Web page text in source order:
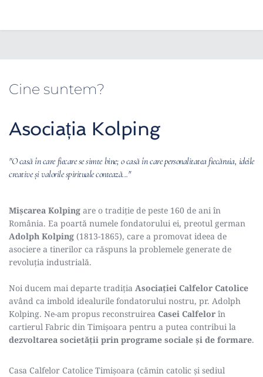
Cine suntem?
Asociația Kolping
"O casă în care fiecare se simte bine; o casă în care personalitatea fiecăruia, ideile
creative și valorile spirituale contează..."
Mișcarea Kolping are o tradiție de peste 160 de ani în
Adolph Kolping (1813-1865), care a promovat ideea de
asociere a tinerilor ca răspuns la problemele generate de
revoluția industrială.
Noi ducem mai departe tradiția Asociației Calfelor Catolice
având ca imbold idealurile fondatorului nostru, pr. Adolph
Kolping. Ne-am propus reconstruirea Casei Calfelor în
dezvoltarea societății prin programe sociale și de formare
Casa Calfelor Catolice Timișoara (cămin catolic și sediul